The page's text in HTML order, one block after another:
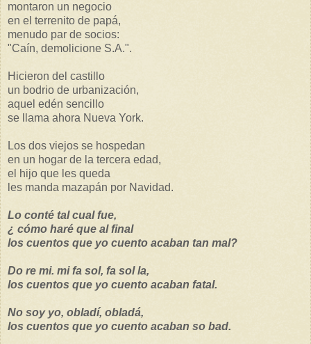
montaron un negocio
en el terrenito de papá,
menudo par de socios:
"Caín, demolicione S.A.".
Hicieron del castillo
un bodrio de urbanización,
aquel edén sencillo
se llama ahora Nueva York.
Los dos viejos se hospedan
en un hogar de la tercera edad,
el hijo que les queda
les manda mazapán por Navidad.
Lo conté tal cual fue,
¿ cómo haré que al final
los cuentos que yo cuento acaban tan mal?
Do re mi. mi fa sol, fa sol la,
los cuentos que yo cuento acaban fatal.
No soy yo, obladí, obladá,
los cuentos que yo cuento acaban so bad.